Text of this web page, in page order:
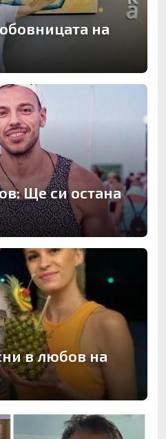
на
Ще си остана
в любов на